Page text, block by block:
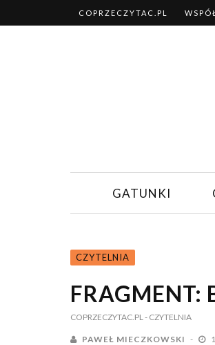
COPRZECZYTAC.PL
GATUNKI
CZYTELNIA
FRAGMENT:
COPRZECZYTAC.PL- CZYTELNIA
PAWEŁ MIECZKOWSKI